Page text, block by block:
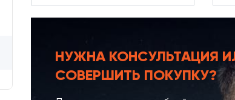
НУЖНА КОНСУЛЬТАЦИЯ
СОВЕРШИТЬ ПОКУПКУ?